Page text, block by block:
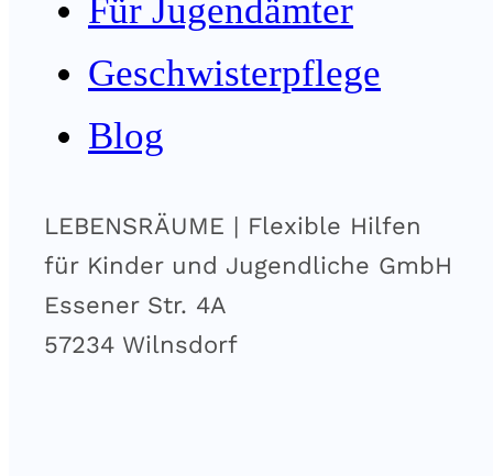
Für Jugendämter
Geschwisterpflege
Blog
LEBENSRÄUME | Flexible Hilfen
für Kinder und Jugendliche GmbH
Essener Str. 4A
57234 Wilnsdorf